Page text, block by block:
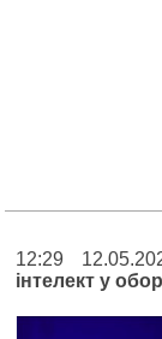
12:29
інтелект у